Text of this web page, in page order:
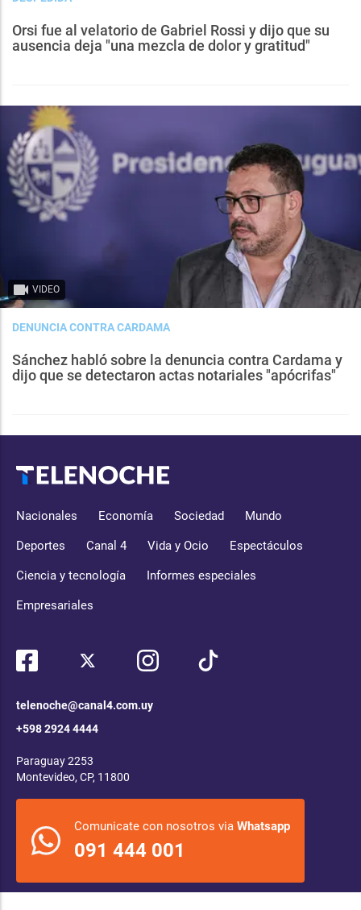
Orsi fue al velatorio de Gabriel Rossi y dijo que su
ausencia deja "una mezcla de dolor y gratitud"
VIDEO
DENUNCIA CONTRA CARDAMA
Sánchez habló sobre la denuncia contra Cardama y
dijo que se detectaron actas notariales "apócrifas"
Nacionales Economía Sociedad Mundo
Deportes Canal 4 Vida y Ocio Espectáculos
Ciencia y tecnología Informes especiales
Empresariales
telenoche@canal4.com.uy
+598 2924 4444
Paraguay 2253
Montevideo, CP, 11800
Comunicate con nosotros via Whatsapp
091 444 001